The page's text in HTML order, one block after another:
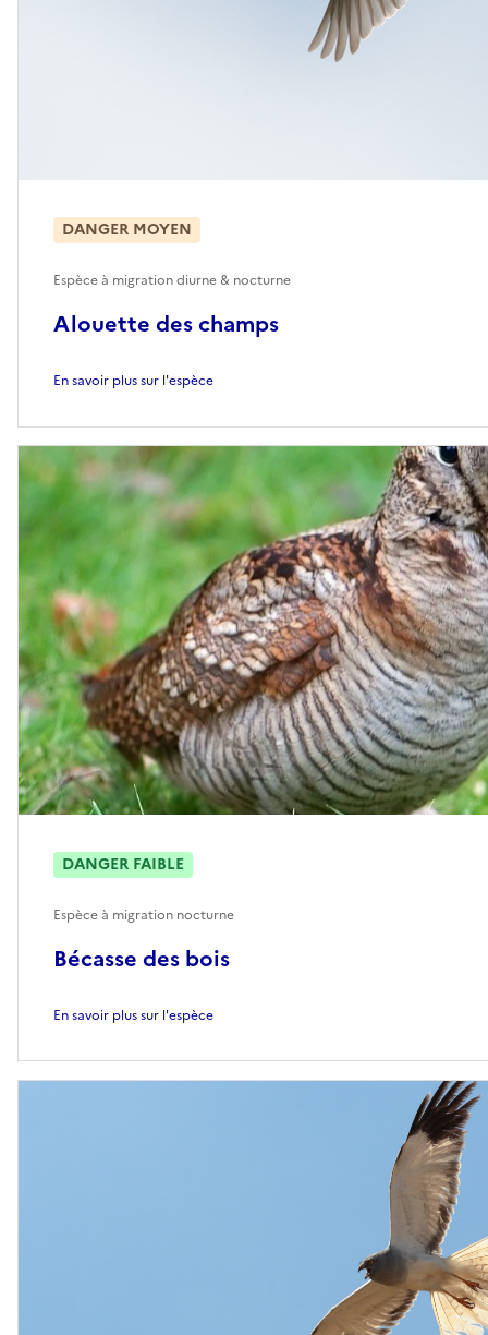
Alouette des champs
DANGER MOYEN
Espèce à migration diurne & nocturne
En savoir plus sur l'espèce
Bécasse des bois
DANGER FAIBLE
Espèce à migration nocturne
En savoir plus sur l'espèce